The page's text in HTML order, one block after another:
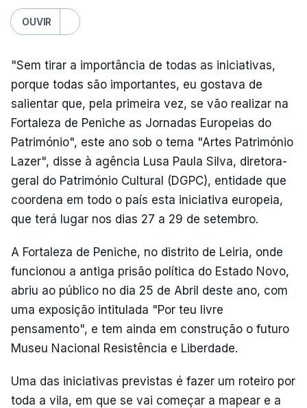
OUVIR
"Sem tirar a importância de todas as iniciativas,
porque todas são importantes, eu gostava de
salientar que, pela primeira vez, se vão realizar na
Fortaleza de Peniche as Jornadas Europeias do
Património", este ano sob o tema "Artes Património
Lazer", disse à agência Lusa Paula Silva, diretora-
geral do Património Cultural (DGPC), entidade que
coordena em todo o país esta iniciativa europeia,
que terá lugar nos dias 27 a 29 de setembro.
A Fortaleza de Peniche, no distrito de Leiria, onde
funcionou a antiga prisão política do Estado Novo,
abriu ao público no dia 25 de Abril deste ano, com
uma exposição intitulada "Por teu livre
pensamento", e tem ainda em construção o futuro
Museu Nacional Resistência e Liberdade.
Uma das iniciativas previstas é fazer um roteiro por
toda a vila, em que se vai começar a mapear e a